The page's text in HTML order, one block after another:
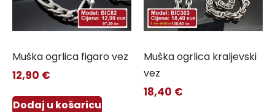
Muška ogrlica figaro vez
12,90 €
Dodaj u košaricu
Muška ogrlica kraljevski
vez
18,40 €